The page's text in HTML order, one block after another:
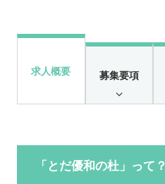
求人概要 募集要項
「とだ優和の杜」って？